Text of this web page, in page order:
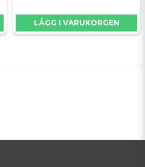
LÄGG I VARUKORGEN